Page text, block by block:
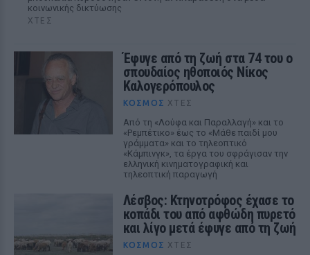
κοινωνικής δικτύωσης
ΧΤΕΣ
Έφυγε από τη ζωή στα 74 του ο
σπουδαίος ηθοποιός Νίκος
Καλογερόπουλος
ΚΌΣΜΟΣ ΧΤΕΣ
Από τη «Λούφα και Παραλλαγή» και το
«Ρεμπέτικο» έως το «Μάθε παιδί μου
γράμματα» και το τηλεοπτικό
«Κάμπινγκ», τα έργα του σφράγισαν την
ελληνική κινηματογραφική και
τηλεοπτική παραγωγή
Λέσβος: Κτηνοτρόφος έχασε το
κοπάδι του από αφθώδη πυρετό
και λίγο μετά έφυγε από τη ζωή
ΚΌΣΜΟΣ ΧΤΕΣ